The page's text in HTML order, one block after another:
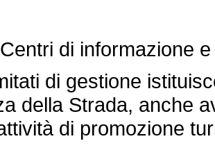
Centri di informazione
di gestione
della Strada, anche
di promozione